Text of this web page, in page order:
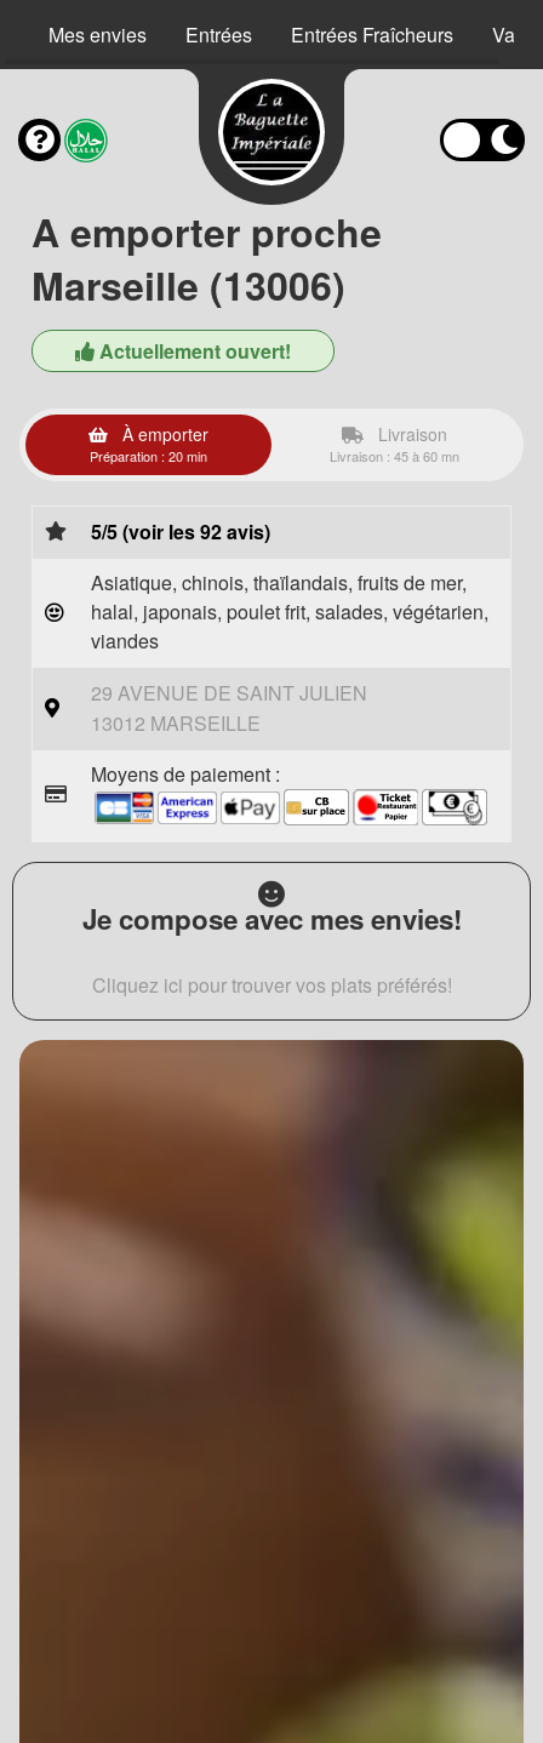
Mes envies Entrées Entrées Fraîcheurs
A emporter proche
Marseille (13006)
Actuellement ouvert!
À emporter
Préparation : 20 min
Livraison
Livraison : 45 à 60 mn
5/5 (voir les 92 avis)
Asiatique, chinois, thaïlandais, fruits de mer,
halal, japonais, poulet frit, salades, végétarien,
viandes
29 AVENUE DE SAINT JULIEN
13012 MARSEILLE
Moyens de paiement :
Je compose avec mes envies!
Cliquez ici pour trouver vos plats préférés!